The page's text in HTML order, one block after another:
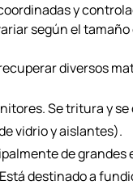
y
según el
diversos
Se tritura y
vidrio y aislantes).
de
destinado a